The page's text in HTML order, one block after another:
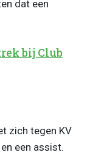
dat een
bij Club
zich tegen KV
een assist.